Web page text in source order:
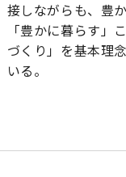
接しながらも、豊
「豊かに暮らす」
づくり」を基本理
いる。